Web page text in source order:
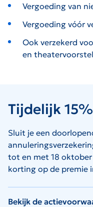
Vergoeding van
Vergoeding vóór
Ook verzekerd
en
Tijdelijk
Sluit je een
tot en met 18
korting op de premie
Bekijk de